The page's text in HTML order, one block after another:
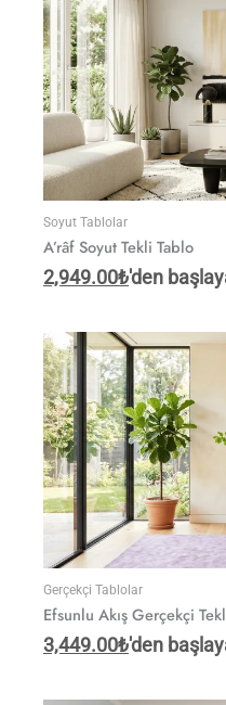
Soyut Tablolar
A’râf Soyut Tekli Tablo
2,949.00₺'den
Gerçekçi Tablolar
Efsunlu Akış Gerçekçi
3,449.00₺'den